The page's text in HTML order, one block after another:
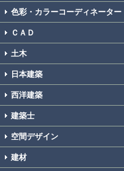
色彩・カラーコーディネーター
ＣＡＤ
土木
日本建築
西洋建築
建築士
空間デザイン
建材